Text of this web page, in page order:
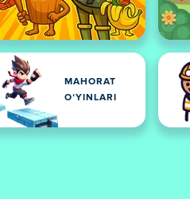
MAHORAT
OʻYINLARI